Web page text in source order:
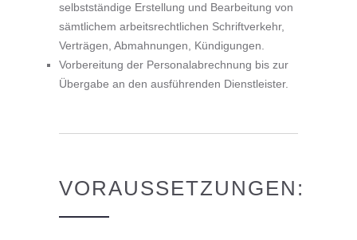
selbstständige Erstellung und Bearbeitung von
sämtlichem arbeitsrechtlichen Schriftverkehr,
Verträgen, Abmahnungen, Kündigungen.
Vorbereitung der Personalabrechnung bis zur
Übergabe an den ausführenden Dienstleister.
VORAUSSETZUNGEN: